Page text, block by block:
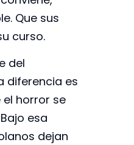
Que sus
curso.
del
diferencia es
el horror se
esa
dejan